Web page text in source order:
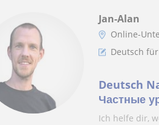
Jan-Alan
Online-
Deutsch
Deutsch
Частные
русском/
Ich helfe dir,